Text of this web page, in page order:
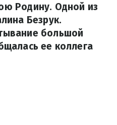
Родину. Одной из
Безрук.
большой
ее коллега